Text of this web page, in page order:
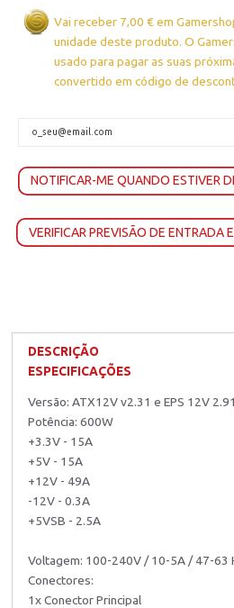
Vai receber 7,00 € em
unidade deste produto. O
usado para pagar as suas
convertido em código de
NOTIFICAR-ME QUANDO ESTIVER
VERIFICAR PREVISÃO DE ENTRADA
DESCRIÇÃO
ESPECIFICAÇÕES
Versão: ATX12V v2.31 e EPS 12V
Potência: 600W
+3.3V - 15A
+5V - 15A
+12V - 49A
-12V - 0.3A
+5VSB - 2.5A
Voltagem: 100-240V / 10-5A / 47-63
Conectores:
1x Conector Principal